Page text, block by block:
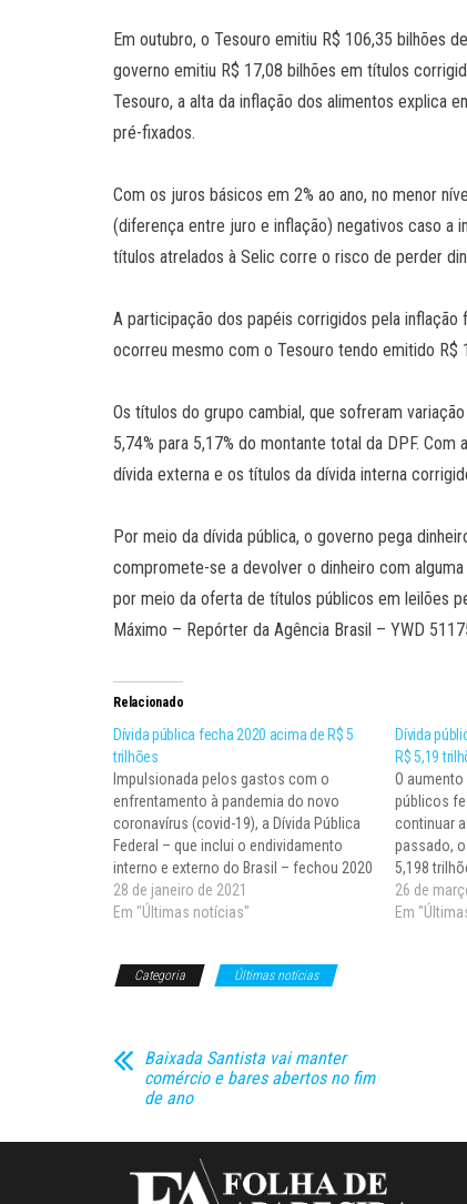
Em outubro, o Tesouro emitiu R$ 106,35 bilhões
governo emitiu R$ 17,08 bilhões em títulos
Tesouro, a alta da inflação dos alimentos explica
pré-fixados.
Com os juros básicos em 2% ao ano, no menor
(diferença entre juro e inflação) negativos caso a
títulos atrelados à Selic corre o risco de perder
A participação dos papéis corrigidos pela inflação
ocorreu mesmo com o Tesouro tendo emitido R$
Os títulos do grupo cambial, que sofreram
5,74% para 5,17% do montante total da DPF.
dívida externa e os títulos da dívida interna
Por meio da dívida pública, o governo pega
compromete-se a devolver o dinheiro com
por meio da oferta de títulos públicos em leilões
Máximo – Repórter da Agência Brasil – YWD
Relacionado
Dívida pública fecha 2020 acima de R$ 5
trilhões
Impulsionada pelos gastos com o
enfrentamento à pandemia do novo
coronavírus (covid-19), a Dívida Pública
Federal – que inclui o endividamento
interno e externo do Brasil – fechou 2020
em R$ 5,01 trilhões, informou hoje (27) a
Secretaria do Tesouro Nacional, do
28 de janeiro de 2021
Em "Últimas notícias"
Dívida
R$ 5,19
O
públicos
continuar
passado,
5,198
relação a
divulgada
26 de
Em
Categoria Últimas notícias
Baixada Santista vai manter
comércio e bares abertos no fim
de ano